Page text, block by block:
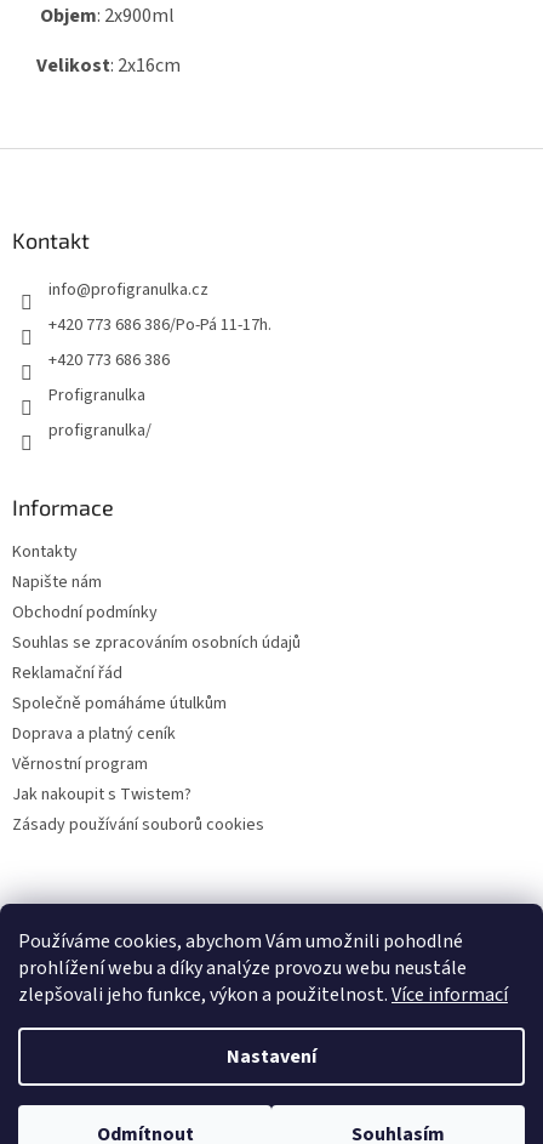
Používáme cookies, abychom Vám umožnili pohodlné
prohlížení webu a díky analýze provozu webu neustále
zlepšovali jeho funkce, výkon a použitelnost.Více informací
Nastavení
Odmítnout Souhlasím
Objem: 2x900ml
Velikost: 2x16cm
Kontakt
info@profigranulka.cz
+420 773 686 386/Po-Pá 11-17h.
+420 773 686 386
Profigranulka
profigranulka/
Informace
Kontakty
Napište nám
Obchodní podmínky
Souhlas se zpracováním osobních údajů
Reklamační řád
Společně pomáháme útulkům
Doprava a platný ceník
Věrnostní program
Jak nakoupit s Twistem?
Zásady používání souborů cookies
Copyright 2026PROFIGRANULKA. Všechna práva vyhrazena.
Upravit nastavení cookies